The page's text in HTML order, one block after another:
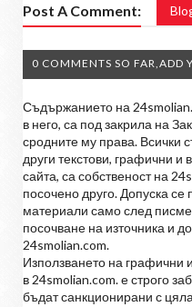
Post A Comment:
0 COMMENTS SO FAR,ADD
Съдържанието на
в него, са под закрила на
сродните му права. Всички
други текстови, графични
сайта, са собственост на
посочено друго. Допуска се
материали само след
посочване на източника и
24smolian.com.
Използването на графични
в 24smolian.com. е строго
бъдат санкционирани с